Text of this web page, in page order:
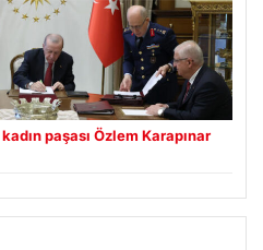
paşası Özlem Karapınar